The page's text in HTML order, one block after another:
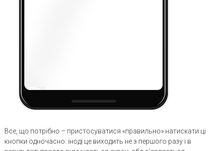
Все, що потрібно – пристосуватися «правильно» натискати ці
кнопки одночасно: іноді це виходить не з першого разу і в